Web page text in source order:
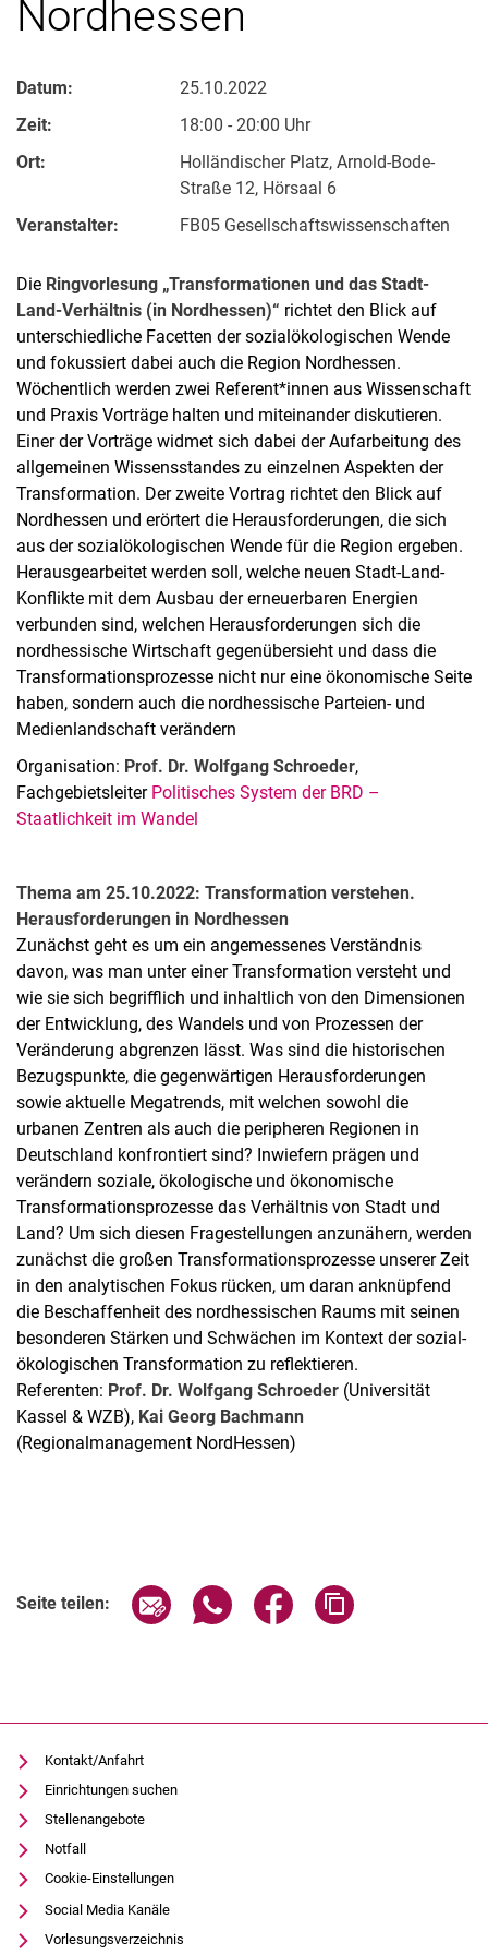
Nordhessen
Datum:
25.10.2022
Zeit:
18:00 - 20:00 Uhr
Ort:
Holländischer Platz, Arnold-Bode-
Straße 12, Hörsaal 6
Veranstalter:
FB05 Gesellschaftswissenschaften
Die Ringvorlesung „Transformationen und das Stadt-
Land-Verhältnis (in Nordhessen)“ richtet den Blick auf
unterschiedliche Facetten der sozialökologischen Wende
und fokussiert dabei auch die Region Nordhessen.
Wöchentlich werden zwei Referent*innen aus Wissenschaft
und Praxis Vorträge halten und miteinander diskutieren.
Einer der Vorträge widmet sich dabei der Aufarbeitung des
allgemeinen Wissensstandes zu einzelnen Aspekten der
Transformation. Der zweite Vortrag richtet den Blick auf
Nordhessen und erörtert die Herausforderungen, die sich
aus der sozialökologischen Wende für die Region ergeben.
Herausgearbeitet werden soll, welche neuen Stadt-Land-
Konflikte mit dem Ausbau der erneuerbaren Energien
verbunden sind, welchen Herausforderungen sich die
nordhessische Wirtschaft gegenübersieht und dass die
Transformationsprozesse nicht nur eine ökonomische Seite
haben, sondern auch die nordhessische Parteien- und
Medienlandschaft verändern
Organisation: Prof. Dr. Wolfgang Schroeder,
Fachgebietsleiter Politisches System der BRD –
Staatlichkeit im Wandel
Thema am 25.10.2022: Transformation verstehen.
Herausforderungen in Nordhessen
Zunächst geht es um ein angemessenes Verständnis
davon, was man unter einer Transformation versteht und
wie sie sich begrifflich und inhaltlich von den Dimensionen
der Entwicklung, des Wandels und von Prozessen der
Veränderung abgrenzen lässt. Was sind die historischen
Bezugspunkte, die gegenwärtigen Herausforderungen
sowie aktuelle Megatrends, mit welchen sowohl die
urbanen Zentren als auch die peripheren Regionen in
Deutschland konfrontiert sind? Inwiefern prägen und
verändern soziale, ökologische und ökonomische
Transformationsprozesse das Verhältnis von Stadt und
Land? Um sich diesen Fragestellungen anzunähern, werden
zunächst die großen Transformationsprozesse unserer Zeit
in den analytischen Fokus rücken, um daran anknüpfend
die Beschaffenheit des nordhessischen Raums mit seinen
besonderen Stärken und Schwächen im Kontext der sozial-
ökologischen Transformation zu reflektieren.
Referenten: Prof. Dr. Wolfgang Schroeder (Universität
Kassel & WZB), Kai Georg Bachmann
(Regionalmanagement NordHessen)
Seite teilen: Seite über E-Mail teilen
Seite über WhatsApp teilen
Seite über Facebook
Kontakt/Anfahrt
Einrichtungen suchen
Stellenangebote
Notfall
Cookie-Einstellungen
Social Media Kanäle
Vorlesungsverzeichnis